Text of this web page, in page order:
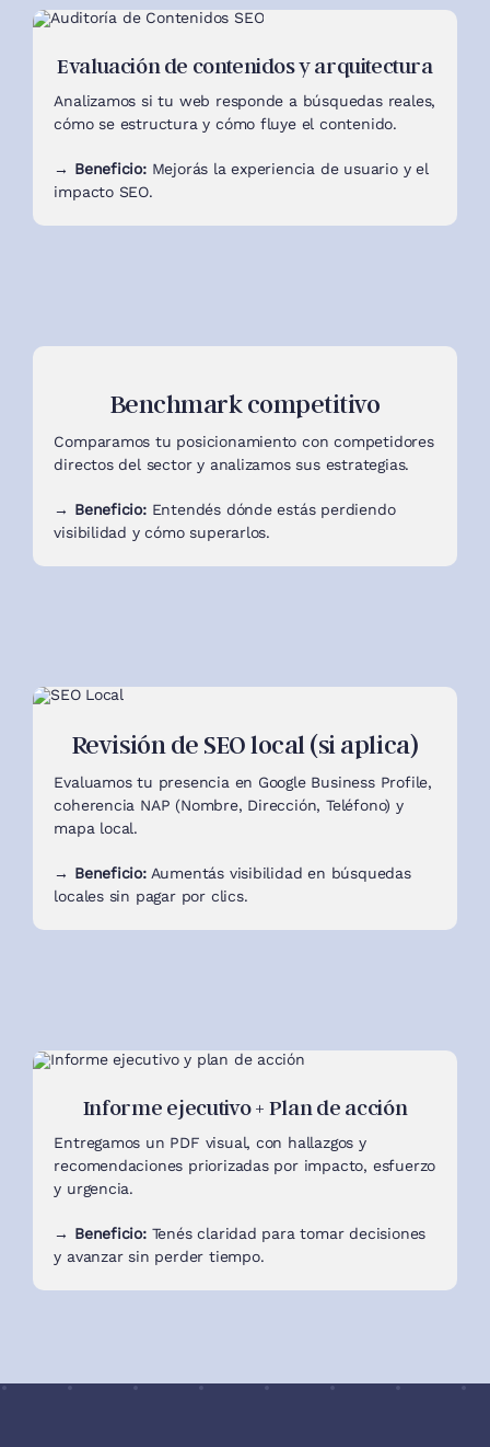
Evaluación de contenidos y arquitectura
Analizamos si tu web responde a búsquedas reales,
cómo se estructura y cómo fluye el contenido.
→ Beneficio:Mejorás la experiencia de usuario y el
impacto SEO.
Benchmark competitivo
Comparamos tu posicionamiento con competidores
directos del sector y analizamos sus estrategias.
→ Beneficio:Entendés dónde estás perdiendo
visibilidad y cómo superarlos.
Revisión de SEO local (si aplica)
Evaluamos tu presencia en Google Business Profile,
coherencia NAP (Nombre, Dirección, Teléfono) y
mapa local.
→ Beneficio:Aumentás visibilidad en búsquedas
locales sin pagar por clics.
Informe ejecutivo + Plan de acción
Entregamos un PDF visual, con hallazgos y
recomendaciones priorizadas por impacto, esfuerzo
y urgencia.
→ Beneficio:Tenés claridad para tomar decisiones
y avanzar sin perder tiempo.